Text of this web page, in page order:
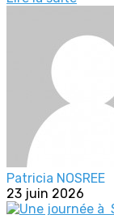
Patricia NOSREE
23 juin 2026